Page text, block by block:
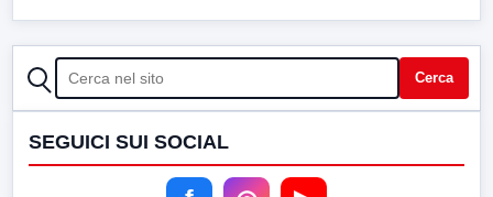
CERCA Cerca
SEGUICI SUI SOCIAL